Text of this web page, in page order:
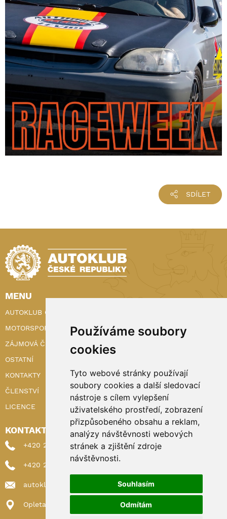
Používáme soubory
cookies
Tyto webové stránky používají
soubory cookies a další sledovací
nástroje s cílem vylepšení
uživatelského prostředí, zobrazení
přizpůsobeného obsahu a reklam,
analýzy návštěvnosti webových
stránek a zjištění zdroje
návštěvnosti.
Souhlasím
Odmítám
SDÍLET
MENU
AUTOKLUB ČR
MOTORSPORT
ZÁJMOVÁ ČINNOST
OSTATNÍ
KONTAKTY
ČLENSTVÍ
LICENCE
KONTAKTY
+420 222 898 224 (sekretariat)
+420 222 898 221 (členství)
autoklub@autoklub.cz
Opletalova 1337/29, 110 00 Praha 1